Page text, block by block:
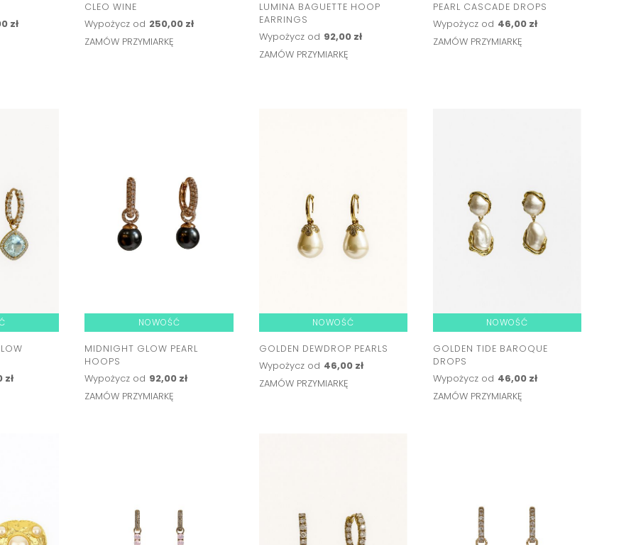
zł
CLEO WINE
Wypożycz od 250,00 zł
ZAMÓW PRZYMIARKĘ
LUMINA BAGUETTE HOOP
EARRINGS
Wypożycz od 92,00 zł
ZAMÓW PRZYMIARKĘ
PEARL CASCADE DROPS
Wypożycz od 46,00 zł
ZAMÓW PRZYMIARKĘ
zł
NOWOŚĆ
MIDNIGHT GLOW PEARL
HOOPS
Wypożycz od 92,00 zł
ZAMÓW PRZYMIARKĘ
NOWOŚĆ
GOLDEN DEWDROP PEARLS
Wypożycz od 46,00 zł
ZAMÓW PRZYMIARKĘ
NOWOŚĆ
GOLDEN TIDE BAROQUE
DROPS
Wypożycz od 46,00 zł
ZAMÓW PRZYMIARKĘ